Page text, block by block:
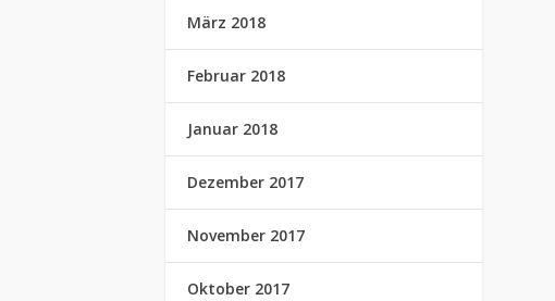
März 2018
Februar 2018
Januar 2018
Dezember 2017
November 2017
Oktober 2017